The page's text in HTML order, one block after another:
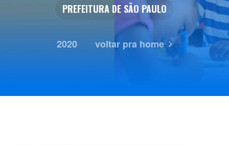
PREFEITURA DE SÃO PAULO
2020 voltar pra home